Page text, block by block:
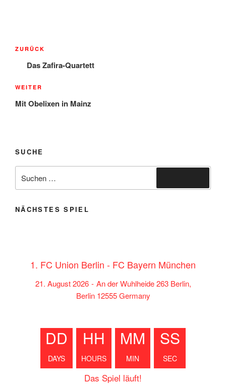
Beitragsnavigation
Vorheriger
Beitrag
ZURÜCK
Das Zafira-Quartett
Nächster
Beitrag
WEITER
Mit Obelixen in Mainz
SUCHE
nach:
NÄCHSTES SPIEL
1. FC Union Berlin - FC Bayern München
21. August 2026 - An der Wuhlheide 263 Berlin,
Berlin 12555 Germany
DD
DAYS
HH
HOURS
MM
MIN
SS
SEC
Das Spiel läuft!